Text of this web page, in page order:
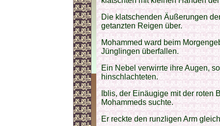
Die klatschenden Äußerungen
getanzten Reigen über.
Mohammed ward beim
Jünglingen überfallen.
Ein Nebel verwirrte ihre Augen,
hinschlachteten.
Iblis, der Einäugige mit der roten
Mohammeds suchte.
Er reckte den runzligen Arm